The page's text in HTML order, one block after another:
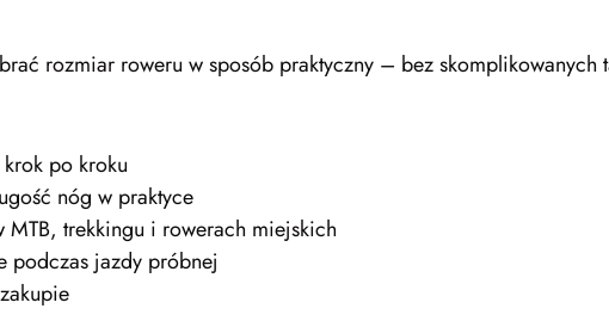
rozmiar roweru w sposób praktyczny – bez
po kroku
nóg w praktyce
trekkingu i rowerach miejskich
podczas jazdy próbnej